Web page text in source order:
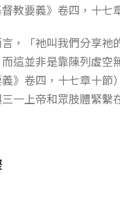
督教要義》卷四，十七
，「祂叫我們分享祂
這並非是靠陳列虛空
》卷四，十七章十節
一上帝和眾肢體緊繫